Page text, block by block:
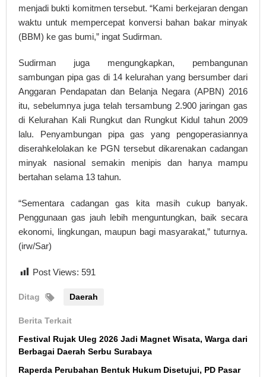
menjadi bukti komitmen tersebut. “Kami berkejaran dengan
waktu untuk mempercepat konversi bahan bakar minyak
(BBM) ke gas bumi,” ingat Sudirman.
Sudirman juga mengungkapkan, pembangunan
sambungan pipa gas di 14 kelurahan yang bersumber dari
Anggaran Pendapatan dan Belanja Negara (APBN) 2016
itu, sebelumnya juga telah tersambung 2.900 jaringan gas
di Kelurahan Kali Rungkut dan Rungkut Kidul tahun 2009
lalu. Penyambungan pipa gas yang pengoperasiannya
diserahkelolakan ke PGN tersebut dikarenakan cadangan
minyak nasional semakin menipis dan hanya mampu
bertahan selama 13 tahun.
“Sementara cadangan gas kita masih cukup banyak.
Penggunaan gas jauh lebih menguntungkan, baik secara
ekonomi, lingkungan, maupun bagi masyarakat,” tuturnya.
(irw/Sar)
Post Views: 591
Ditag Daerah
Berita Terkait
Festival Rujak Uleg 2026 Jadi Magnet Wisata, Warga dari
Berbagai Daerah Serbu Surabaya
Raperda Perubahan Bentuk Hukum Disetujui, PD Pasar